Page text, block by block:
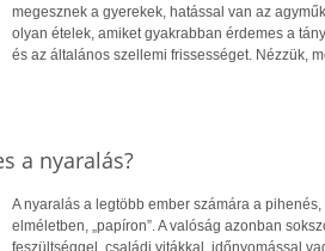
megesznek a gyerekek, hatással van az
olyan ételek, amiket gyakrabban érdemes a
és az általános szellemi frissességet. Nézzük,
a nyaralás?
A nyaralás a legtöbb ember számára a
elméletben, „papíron”. A valóság azonban
feszültséggel, családi vitákkal, időnyomással